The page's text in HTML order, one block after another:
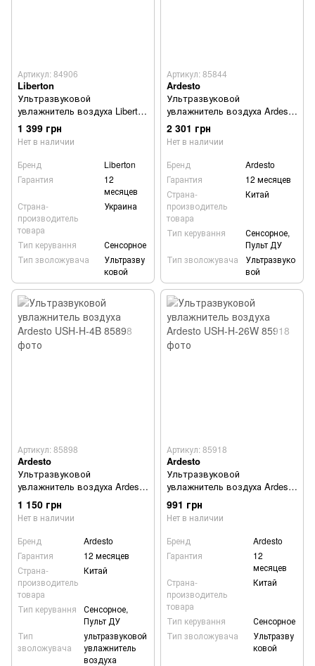
Артикул: 84906
Liberton
Ультразвуковой
увлажнитель воздуха Liberton
LAH-5801
1 399 грн
Нет в наличии
Бренд
Liberton
Гарантия
12
месяцев
Страна-
производитель
товара
Украина
Тип керування
Сенсорное
Тип зволожувача
Ультразву
ковой
Артикул: 85844
Ardesto
Ультразвуковой
увлажнитель воздуха Ardesto
USH-M-CNTRTCH-8L-W
2 301 грн
Нет в наличии
Бренд
Ardesto
Гарантия
12 месяцев
Страна-
производитель
товара
Китай
Тип керування
Сенсорное,
Пульт ДУ
Тип зволожувача
Ультразвуко
вой
Артикул: 85898
Ardesto
Ультразвуковой
увлажнитель воздуха Ardesto
USH-H-4B
1 150 грн
Нет в наличии
Бренд
Ardesto
Гарантия
12 месяцев
Страна-
производитель
товара
Китай
Тип керування
Сенсорное,
Пульт ДУ
Тип
зволожувача
ультразвуковой
увлажнитель
воздуха
Артикул: 85918
Ardesto
Ультразвуковой
увлажнитель воздуха Ardesto
USH-H-26W
991 грн
Нет в наличии
Бренд
Ardesto
Гарантия
12
месяцев
Страна-
производитель
товара
Китай
Тип керування
Сенсорное
Тип зволожувача
Ультразву
ковой